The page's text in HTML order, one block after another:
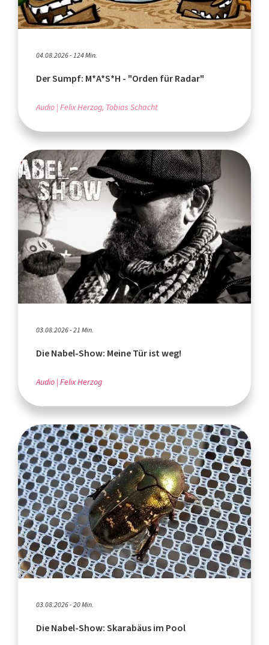
04.08.2026 - 124 Min.
Der Sumpf: M*A*S*H - "Orden für Radar"
Audio Felix Herzog, Tobias Schacht
03.08.2026 - 21 Min.
Die Nabel-Show: Meine Tür ist weg!
Audio Felix Herzog
03.08.2026 - 20 Min.
Die Nabel-Show: Skarabäus im Pool